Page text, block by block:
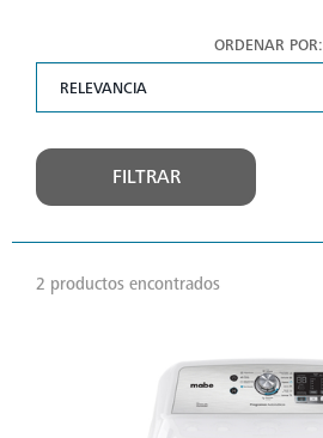
ORDENAR POR:
FILTRAR
2 productos encontrados